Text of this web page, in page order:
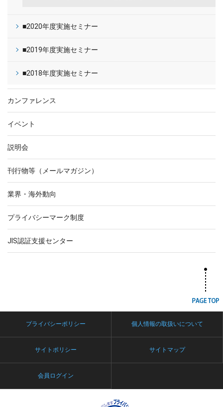
■2020年度実施セミナー
■2019年度実施セミナー
■2018年度実施セミナー
カンファレンス
イベント
説明会
刊行物等（メールマガジン）
業界・海外動向
プライバシーマーク制度
JIS認証支援センター
プライバシーポリシー 個人情報の取扱いについて
サイトポリシー サイトマップ
会員ログイン